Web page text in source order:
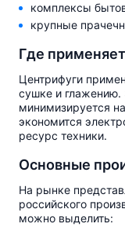
комплексы
крупные
Где
Центрифуги
сушке и глажению.
минимизируется
экономится
ресурс техники.
Основные
На рынке
российского
можно выделить: